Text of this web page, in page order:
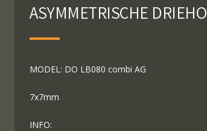
ASYMMETRISCHE
MODEL: DO LB080 combi AG
7x7mm
INFO: